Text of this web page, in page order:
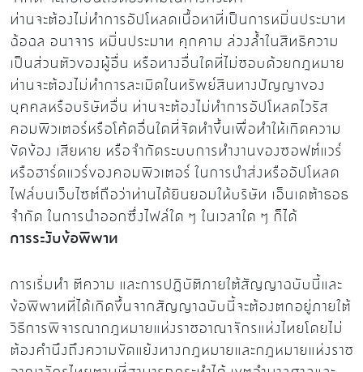
ท่านจะต้องไม่ทำการอัปโหลดเนื้อหาที่เป็นการหมิ่นประมาท
ฉ้อฉล อนาจาร หมิ่นประมาท คุกคาม ล่วงล้ำในสิทธิความ
เป็นส่วนตัวของผู้อื่น หรือทางอื่นใดที่ไม่ชอบด้วยกฎหมาย
ท่านจะต้องไม่ทำการละเมิดในทรัพย์สินทางปัญญาของ
บุคคลหรือบริษัทอื่น ท่านจะต้องไม่ทำการอัปโหลดไวรัส
คอมพิวเตอร์หรือโค้ดอื่นใดที่จัดทำขึ้นเพื่อทำให้เกิดความ
ขัดข้อง เสียหาย หรือจำกัดระบบการทำงานของซอฟต์แวร์
หรือฮาร์ดแวร์ของคอมพิวเตอร์ ในการนำส่งหรืออัปโหลด
ไฟล์บนเว็บไซต์ถือว่าท่านได้ยินยอมให้บริษัท เอ็นเดต้าธอธ
จำกัด ในการนำออกซึ่งไฟล์ใด ๆ ในเวลาใด ๆ ก็ได้
การระงับข้อพิพาท
การเริ่มทำ ตีความ และการปฏิบัติภายใต้สัญญาฉบับนี้และ
ข้อพิพาทที่ได้เกิดขึ้นจากสัญญาฉบับนี้จะต้องตกอยู่ภายใต้
วิธีการพิจารณากฎหมายแห่งราชอาณาจักรแห่งไทยโดยไม่
ต้องคำนึงถึงความขัดแย้งทางกฎหมายและกฎหมายแห่งราช